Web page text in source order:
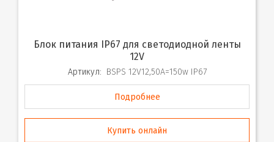
Блок питания IP67 для светодиодной ленты
12V
Артикул: BSPS 12V12,50A=150w IP67
Подробнее
Купить онлайн